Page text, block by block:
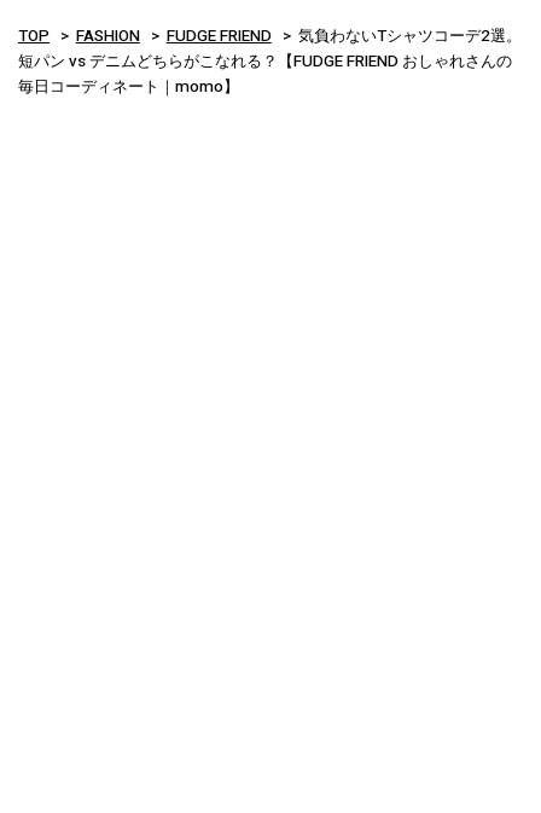
TOP FASHION FUDGE FRIEND
気負わないTシャツコーデ2選。
短パン vs デニムどちらがこなれる？【FUDGE FRIEND おしゃれさんの
毎日コーディネート｜momo】